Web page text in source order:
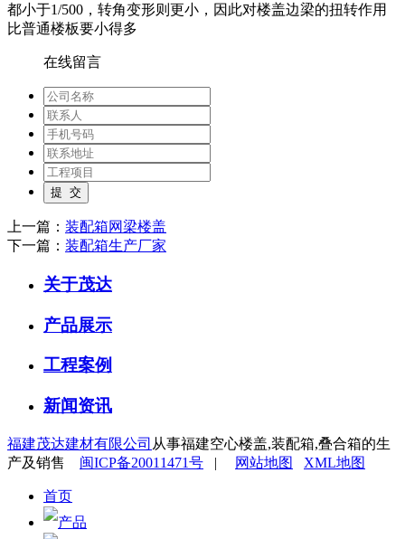
都小于1/500，转角变形则更小，因此对楼盖边梁的扭转作用
比普通楼板要小得多
在线留言
上一篇： 装配箱网梁楼盖
下一篇： 装配箱生产厂家
关于茂达
产品展示
工程案例
新闻资讯
福建茂达建材有限公司 从事福建空心楼盖,装配箱,叠合箱的生
产及销售 闽ICP备20011471号 | 网站地图 XML地图
首页
产品